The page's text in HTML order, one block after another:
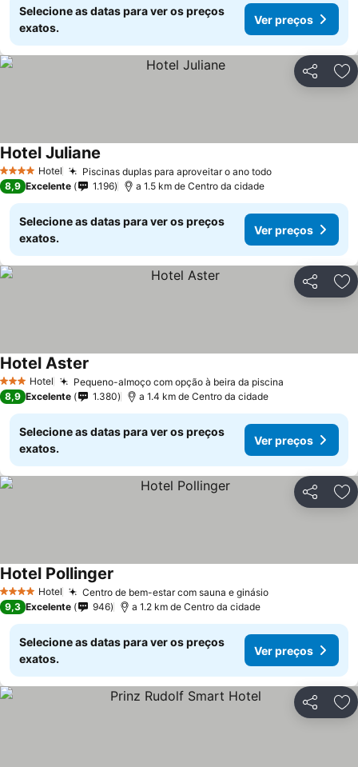
Selecione as datas para ver os preços
exatos.
Ver preços
Partilhar
4 EstrelasHotel Piscinas duplas para aproveitar o ano todo
Hotel Juliane
8,9 Excelente 1.196 a 1.5 km de Centro da cidade
Selecione as datas para ver os preços
exatos.
Ver preços
Partilhar
3 EstrelasHotel Pequeno-almoço com opção à beira da piscina
Hotel Aster
8,9 Excelente 1.380 a 1.4 km de Centro da cidade
Selecione as datas para ver os preços
exatos.
Ver preços
Partilhar
4 EstrelasHotel Centro de bem-estar com sauna e ginásio
Hotel Pollinger
9,3 Excelente 946 a 1.2 km de Centro da cidade
Selecione as datas para ver os preços
exatos.
Ver preços
Partilhar